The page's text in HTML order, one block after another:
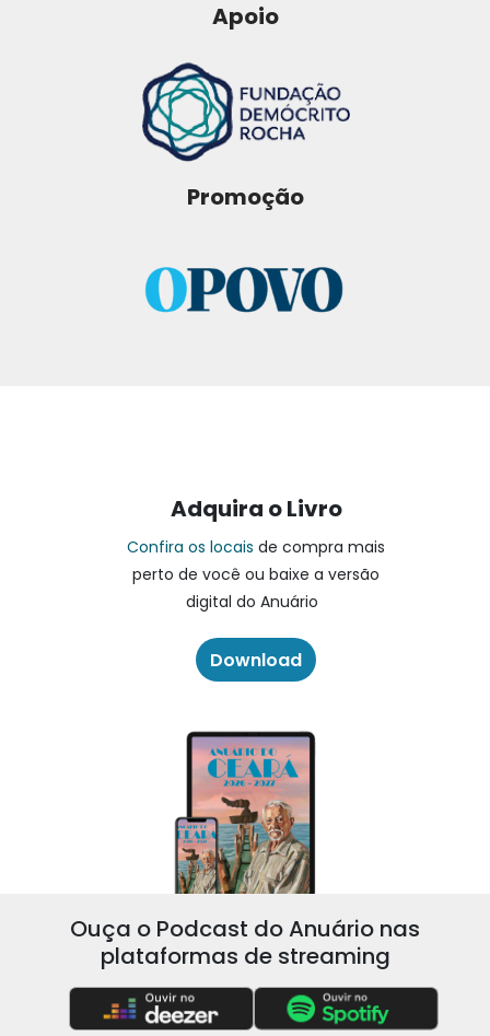
Apoio
Promoção
Adquira o Livro
Confira os locais de compra mais
perto de você ou baixe a versão
digital do Anuário
Download
Ouça o Podcast do Anuário nas
plataformas de streaming